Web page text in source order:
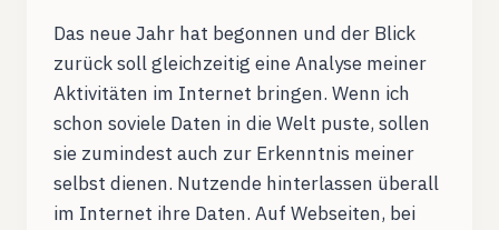
Das neue Jahr hat begonnen und der Blick
zurück soll gleichzeitig eine Analyse meiner
Aktivitäten im Internet bringen. Wenn ich
schon soviele Daten in die Welt puste, sollen
sie zumindest auch zur Erkenntnis meiner
selbst dienen. Nutzende hinterlassen überall
im Internet ihre Daten. Auf Webseiten, bei